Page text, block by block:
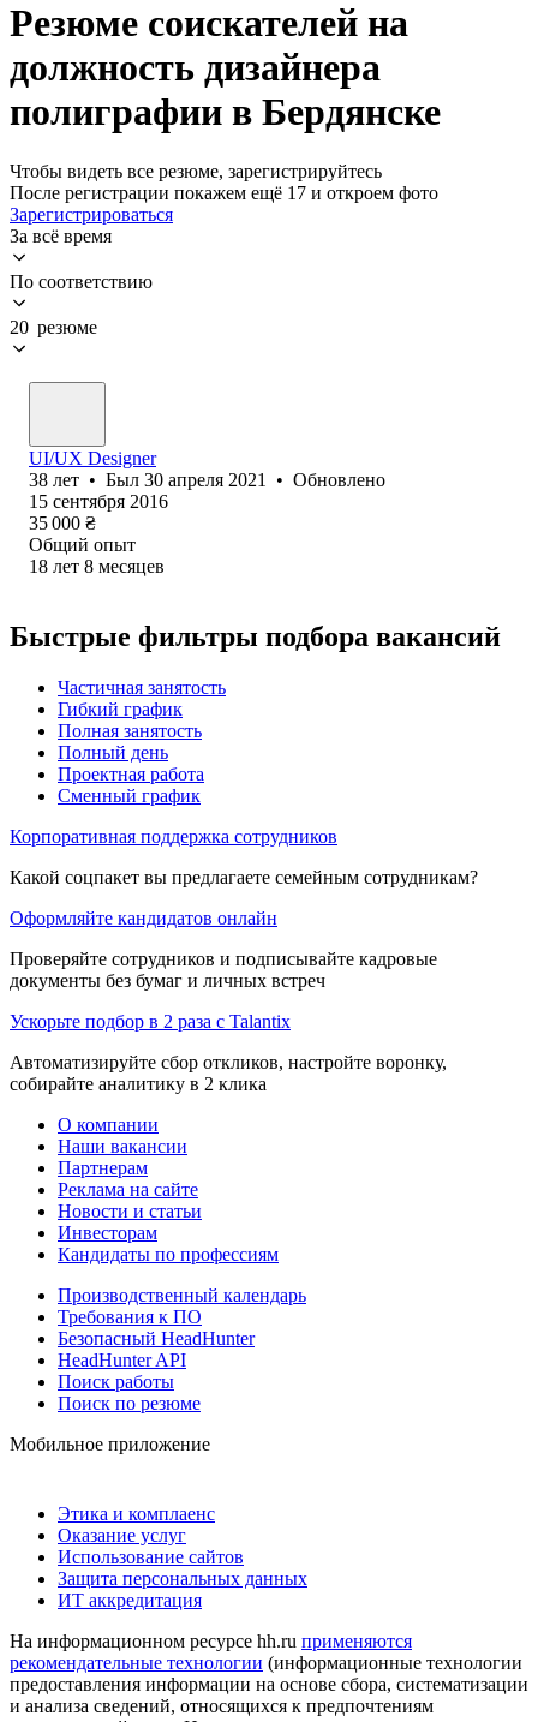
Резюме соискателей на
должность дизайнера
полиграфии в Бердянске
Чтобы видеть все резюме, зарегистрируйтесь
После регистрации покажем ещё 17 и откроем фото
Зарегистрироваться
За всё время
По соответствию
20 резюме
UI/UX Designer
38 лет • Был 30 апреля 2021 • Обновлено
15 сентября 2016
35 000 ₴
Общий опыт
18 лет 8 месяцев
Быстрые фильтры подбора вакансий
Частичная занятость
Гибкий график
Полная занятость
Полный день
Проектная работа
Сменный график
Корпоративная поддержка сотрудников
Какой соцпакет вы предлагаете семейным сотрудникам?
Оформляйте кандидатов онлайн
Проверяйте сотрудников и подписывайте кадровые
документы без бумаг и личных встреч
Ускорьте подбор в 2 раза с Talantix
Автоматизируйте сбор откликов, настройте воронку,
собирайте аналитику в 2 клика
О компании
Наши вакансии
Партнерам
Реклама на сайте
Новости и статьи
Инвесторам
Кандидаты по профессиям
Производственный календарь
Требования к ПО
Безопасный HeadHunter
HeadHunter API
Поиск работы
Поиск по резюме
Мобильное приложение
Этика и комплаенс
Оказание услуг
Использование сайтов
Защита персональных данных
ИТ аккредитация
На информационном ресурсе hh.ru применяются
рекомендательные технологии (информационные технологии
предоставления информации на основе сбора, систематизации
и анализа сведений, относящихся к предпочтениям